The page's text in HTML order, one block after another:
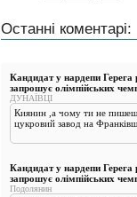
Останні коментарі:
Кандидат у нардепи Герега
запрошує олімпійських
ДУНАЇВЦІ
Киянин ,а чому ти не
цукровий завод на
Кандидат у нардепи Герега
запрошує олімпійських
Подолянин